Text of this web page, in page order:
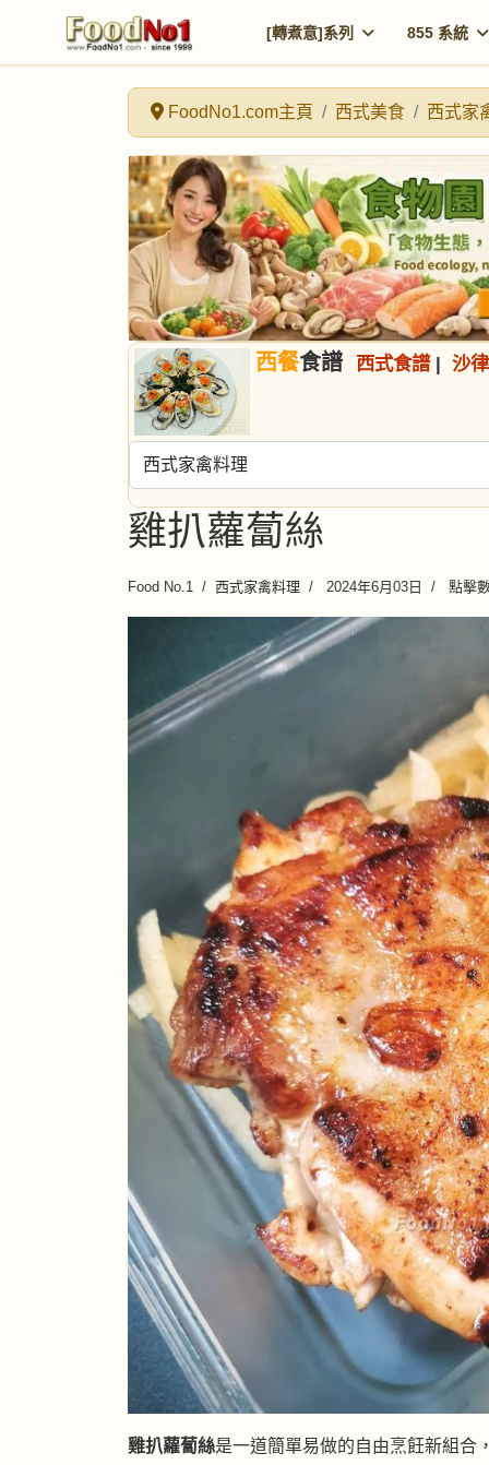
[轉煮意]系列 855 系統
FoodNo1.com主頁 西式美食 西式家
西餐食譜 西式食譜| 沙律
選擇食譜分類
雞扒蘿蔔絲
Food No.1 西式家禽料理 2024年6月03日 點擊
雞扒蘿蔔絲是一道簡單易做的自由烹飪新組合